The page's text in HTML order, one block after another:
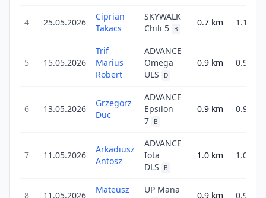
4 25.05.2026
Ciprian
Takacs
SKYWALK
Chili 5
B
0.7 km 1.1
5 15.05.2026
Trif
Marius
Robert
ADVANCE
Omega
ULS
D
0.9 km 0.9
6 13.05.2026
Grzegorz
Duc
ADVANCE
Epsilon
7
B
0.9 km 0.9
7 11.05.2026
Arkadiusz
Antosz
ADVANCE
Iota
DLS
B
1.0 km 1.0
8 11.05.2026
Mateusz
UP Mana
0.9 km 0.9